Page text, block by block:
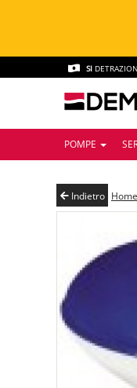
SI
POMPE
Indietro Home